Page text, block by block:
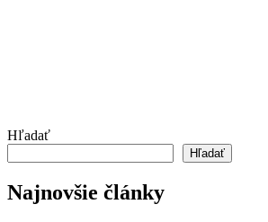
Hľadať
Hľadať
Najnovšie články